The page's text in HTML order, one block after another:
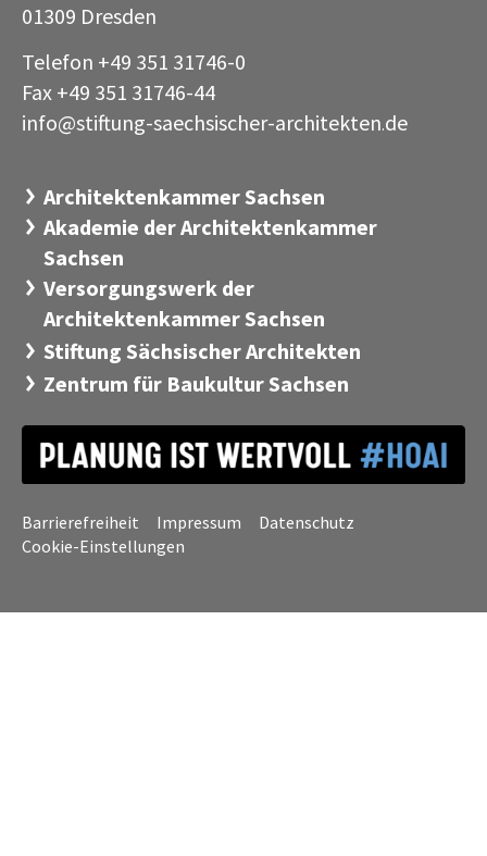
01309 Dresden
Telefon +49 351 31746-0
Fax +49 351 31746-44
info@stiftung-saechsischer-architekten·de
Architektenkammer Sachsen
Akademie der Architektenkammer
Sachsen
Versorgungswerk der
Architektenkammer Sachsen
Stiftung Sächsischer Architekten
Zentrum für Baukultur Sachsen
Barrierefreiheit Impressum
Datenschutz
Cookie-Einstellungen